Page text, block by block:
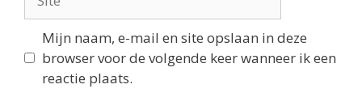
Mijn naam, e-mail en site opslaan in deze
browser voor de volgende keer wanneer ik een
reactie plaats.